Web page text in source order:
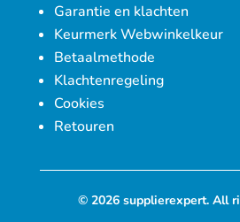
Garantie en klachten
Keurmerk Webwinkelkeur
Betaalmethode
Klachtenregeling
Cookies
Retouren
© 2026 supplierexpert. All